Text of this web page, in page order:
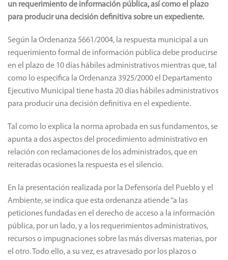
un requerimiento de información pública, así como el plazo
para producir una decisión definitiva sobre un expediente.
Según la Ordenanza 5661/2004, la respuesta municipal a un
requerimiento formal de información pública debe producirse
en el plazo de 10 días hábiles administrativos mientras que, tal
como lo especifica la Ordenanza 3925/2000 el Departamento
Ejecutivo Municipal tiene hasta 20 días hábiles administrativos
para producir una decisión definitiva en el expediente.
Tal como lo explica la norma aprobada en sus fundamentos, se
apunta a dos aspectos del procedimiento administrativo en
relación con reclamaciones de los administrados, que en
reiteradas ocasiones la respuesta es el silencio.
En la presentación realizada por la Defensoría del Pueblo y el
Ambiente, se indica que esta ordenanza atiende “a las
peticiones fundadas en el derecho de acceso a la información
pública, por un lado, y a los requerimientos administrativos,
recursos o impugnaciones sobre las más diversas materias, por
el otro. Todo ello, a su vez, es atravesado por los plazos o